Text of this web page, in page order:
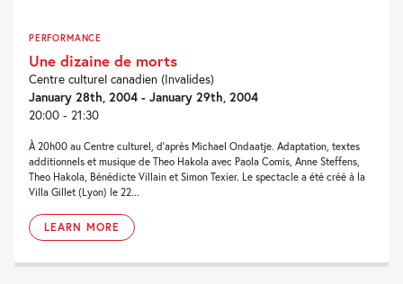
PERFORMANCE
Une dizaine de morts
Centre culturel canadien (Invalides)
January 28th, 2004 - January 29th, 2004
20:00 - 21:30
À 20h00 au Centre culturel, d’après Michael Ondaatje. Adaptation, textes
additionnels et musique de Theo Hakola avec Paola Comis, Anne Steffens,
Theo Hakola, Bénédicte Villain et Simon Texier. Le spectacle a été créé à la
Villa Gillet (Lyon) le 22...
LEARN MORE